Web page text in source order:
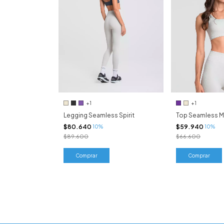
+1
Legging Seamless Spirit
$80.640 10%
$89.600
Comprar
+1
Top Seamless
$59.940 10%
$66.600
Comprar